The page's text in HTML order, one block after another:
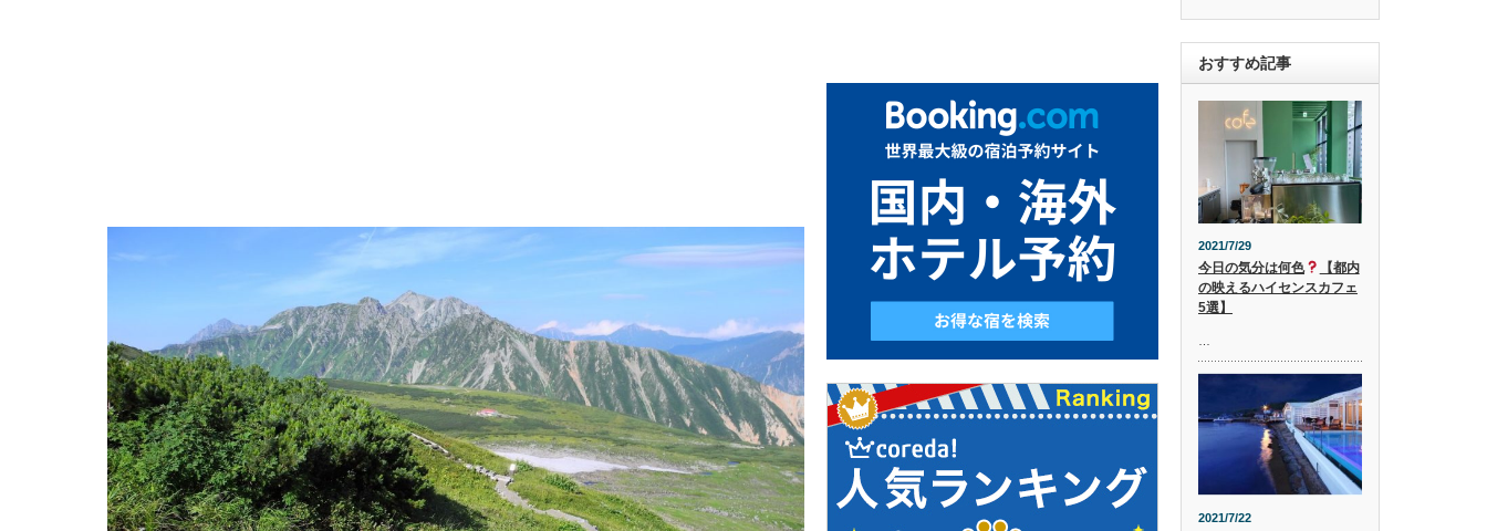
おすすめ記事
2021/7/29
今日の気分は何色
【都内
の映えるハイセンスカフェ
5選】
2021/7/22